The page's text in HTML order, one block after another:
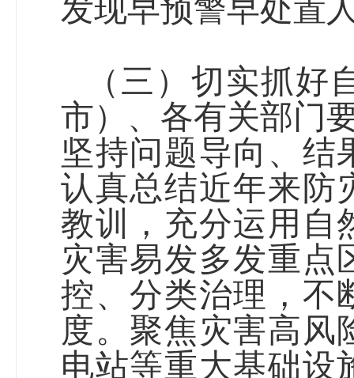
发现早预警早处置
（三）切实抓
市） 、各有关部门
坚持问题导向、结
认真总结近年来防
教训， 充分运用自
灾害易发多发重点
控、分类治理，不
度。聚焦灾害高风
电站等重大基础设